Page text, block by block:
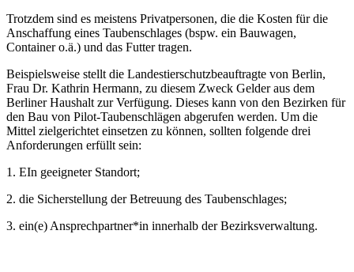
Trotzdem sind es meistens Privatpersonen, die die Kosten für die
Anschaffung eines Taubenschlages (bspw. ein Bauwagen,
Container o.ä.) und das Futter tragen.
Beispielsweise stellt die Landestierschutzbeauftragte von Berlin,
Frau Dr. Kathrin Hermann, zu diesem Zweck Gelder aus dem
Berliner Haushalt zur Verfügung. Dieses kann von den Bezirken für
den Bau von Pilot-Taubenschlägen abgerufen werden. Um die
Mittel zielgerichtet einsetzen zu können, sollten folgende drei
Anforderungen erfüllt sein:
1. EIn geeigneter Standort;
2. die Sicherstellung der Betreuung des Taubenschlages;
3. ein(e) Ansprechpartner*in innerhalb der Bezirksverwaltung.